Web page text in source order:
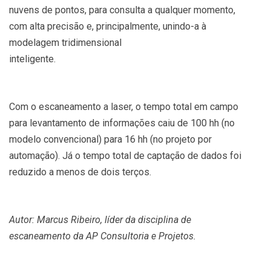
nuvens de pontos, para consulta a qualquer momento,
com alta precisão e, principalmente, unindo-a à
modelagem tridimensional
inteligente.
Com o escaneamento a laser, o tempo total em campo
para levantamento de informações caiu de 100 hh (no
modelo convencional) para 16 hh (no projeto por
automação). Já o tempo total de captação de dados foi
reduzido a menos de dois terços.
Autor: Marcus Ribeiro, líder da disciplina de
escaneamento da AP Consultoria e Projetos.